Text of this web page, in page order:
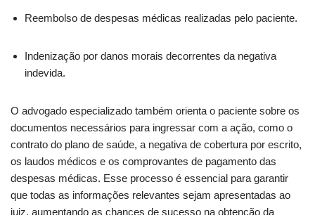
Reembolso de despesas médicas realizadas pelo paciente.
Indenização por danos morais decorrentes da negativa
indevida.
O advogado especializado também orienta o paciente sobre os
documentos necessários para ingressar com a ação, como o
contrato do plano de saúde, a negativa de cobertura por escrito,
os laudos médicos e os comprovantes de pagamento das
despesas médicas. Esse processo é essencial para garantir
que todas as informações relevantes sejam apresentadas ao
juiz, aumentando as chances de sucesso na obtenção da